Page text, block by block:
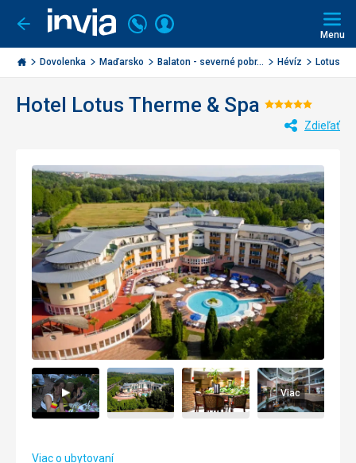
Ísť
späť
Invia.sk
Volajte
+421
2
3221
Prihlásiť
Menu
Dovolenka Maďarsko Balaton - severné pobr... Hévíz Lotus
Hotel Lotus Therme & Spa
5/5
Zdieľať
Viac
Viac o ubytovaní